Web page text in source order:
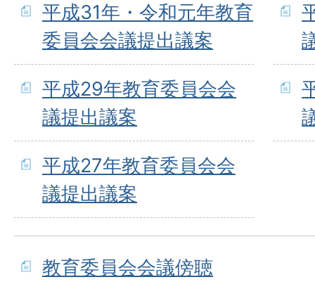
平成31年・令和元年教育
委員会会議提出議案
平成29年教育委員会会
議提出議案
平成27年教育委員会会
議提出議案
教育委員会会議傍聴